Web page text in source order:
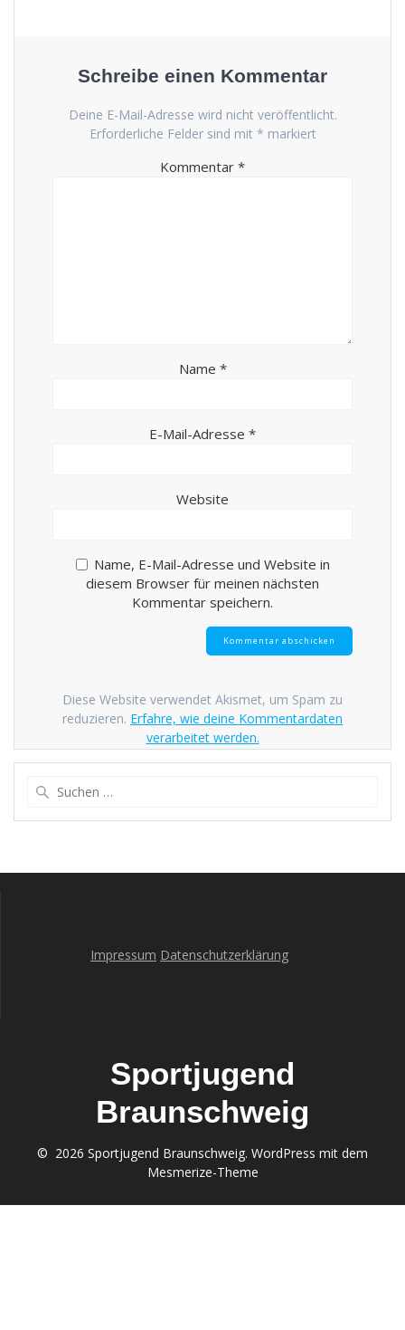
Schreibe einen Kommentar
Deine E-Mail-Adresse wird nicht veröffentlicht.
Erforderliche Felder sind mit * markiert
Kommentar *
Name *
E-Mail-Adresse *
Website
Name, E-Mail-Adresse und Website in
diesem Browser für meinen nächsten
Kommentar speichern.
Diese Website verwendet Akismet, um Spam zu
reduzieren. Erfahre, wie deine Kommentardaten
verarbeitet werden.
Impressum Datenschutzerklärung
Sportjugend
Braunschweig
© 2026 Sportjugend Braunschweig. WordPress mit dem
Mesmerize-Theme